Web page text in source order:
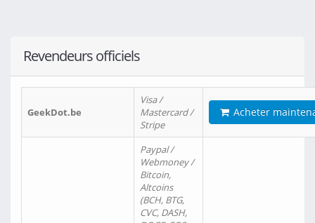
Revendeurs officiels
GeekDot.be
Visa /
Mastercard /
Stripe
Acheter
Paypal /
Webmoney /
Bitcoin,
Altcoins
(BCH, BTG,
CVC, DASH,